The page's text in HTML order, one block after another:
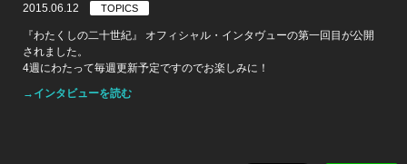
2015.06.12 TOPICS
『わたくしの二十世紀』 オフィシャル・インタヴューの第一回目が公開
されました。
4週にわたって毎週更新予定ですのでお楽しみに！
→インタビューを読む